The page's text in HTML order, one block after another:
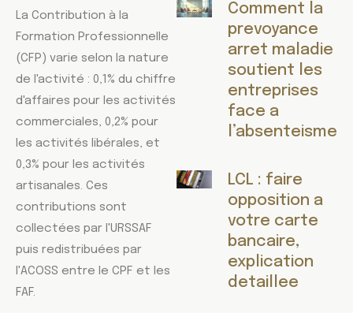
La Contribution à la
Formation Professionnelle
(CFP) varie selon la nature
de l'activité : 0,1% du chiffre
d'affaires pour les activités
commerciales, 0,2% pour
les activités libérales, et
0,3% pour les activités
artisanales. Ces
contributions sont
collectées par l'URSSAF
puis redistribuées par
l'ACOSS entre le CPF et les
FAF.
Comment la
prevoyance
arret maladie
soutient les
entreprises
face a
l’absenteisme
LCL : faire
opposition a
votre carte
bancaire,
explication
detaillee